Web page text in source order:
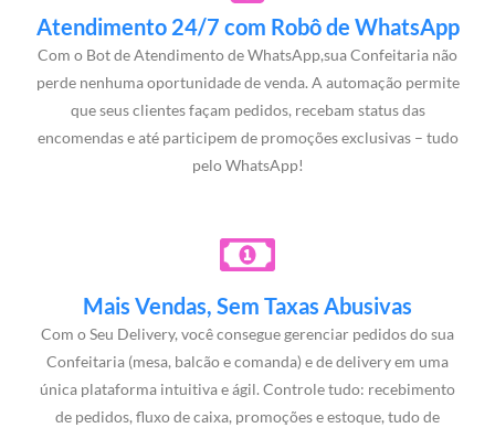
Atendimento 24/7 com Robô de WhatsApp
Com o Bot de Atendimento de WhatsApp,sua Confeitaria não
perde nenhuma oportunidade de venda. A automação permite
que seus clientes façam pedidos, recebam status das
encomendas e até participem de promoções exclusivas – tudo
pelo WhatsApp!
Mais Vendas, Sem Taxas Abusivas
Com o Seu Delivery, você consegue gerenciar pedidos do sua
Confeitaria (mesa, balcão e comanda) e de delivery em uma
única plataforma intuitiva e ágil. Controle tudo: recebimento
de pedidos, fluxo de caixa, promoções e estoque, tudo de